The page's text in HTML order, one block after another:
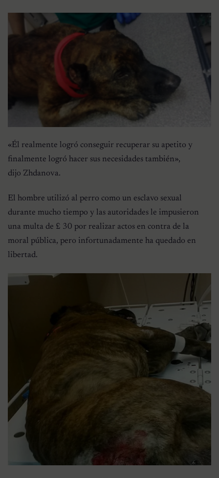
«Él realmente logró conseguir recuperar su apetito y
finalmente logró hacer sus necesidades también»,
dijo Zhdanova.
El hombre utilizó al perro como un esclavo sexual
durante mucho tiempo y las autoridades le impusieron
una multa de £ 30 por realizar actos en contra de la
moral pública, pero infortunadamente ha quedado en
libertad.